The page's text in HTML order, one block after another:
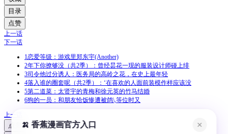
目录
点赞
上一话
下一话
1恋爱等级：游戏里郑东宇(Another)
2年下你撩够没（共2季）：曾经昙花一现的服装设计师碰上绯
3司令他过分诱人：医务局的高岭之花，在史上最年轻
4落入谁的圈套呢（共2季）：‘在喜欢的人面前装模作样应该没
5第二道菜：太贤宇的青梅和徐元英的竹马结婚
6狗的一员：和朋友恰饭惨遭被鸽\,等位时又
上一话
点赞
🍌 香蕉漫画官方入口 ✕